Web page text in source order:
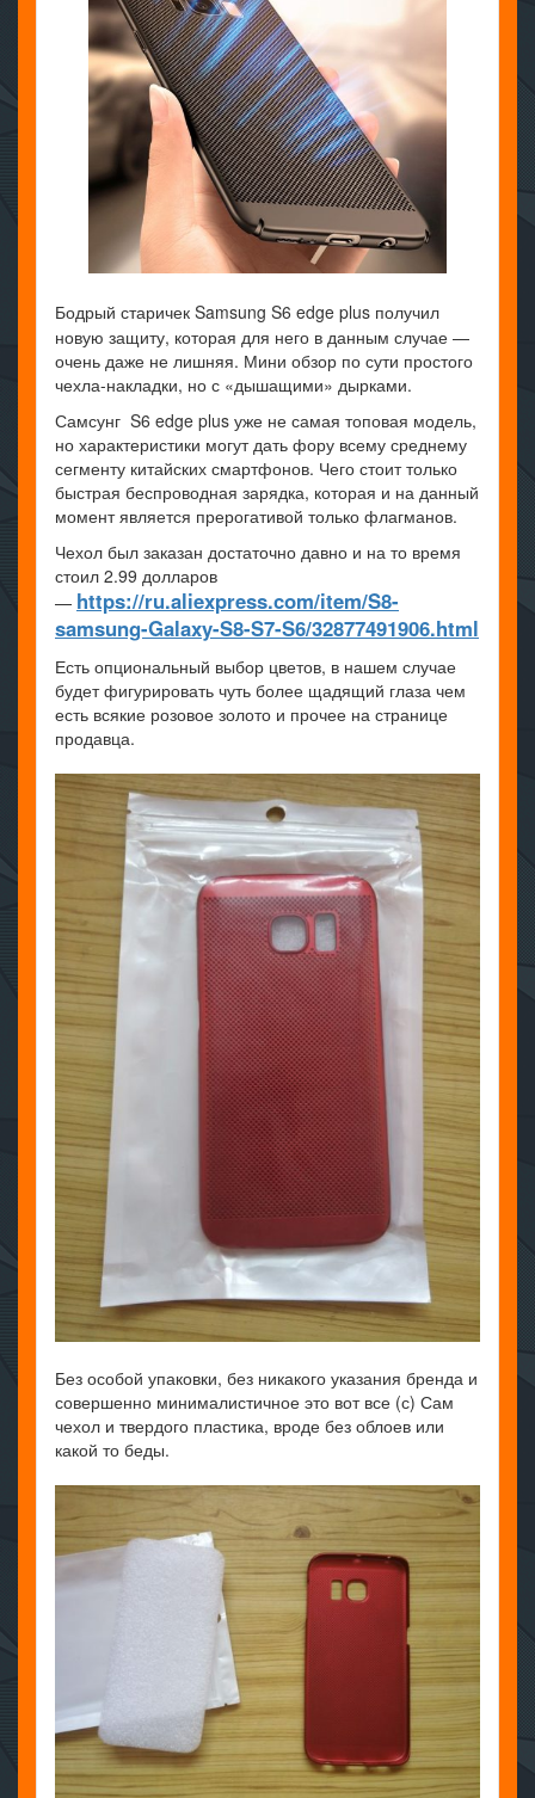
Бодрый старичек Samsung S6 edge plus получил
новую защиту, которая для него в данным случае —
очень даже не лишняя. Мини обзор по сути простого
чехла-накладки, но с «дышащими» дырками.
Самсунг S6 edge plus уже не самая топовая модель,
но характеристики могут дать фору всему среднему
сегменту китайских смартфонов. Чего стоит только
быстрая беспроводная зарядка, которая и на данный
момент является прерогативой только флагманов.
Чехол был заказан достаточно давно и на то время
стоил 2.99 долларов
— https://ru.aliexpress.com/item/S8-
samsung-Galaxy-S8-S7-S6/32877491906.html
Есть опциональный выбор цветов, в нашем случае
будет фигурировать чуть более щадящий глаза чем
есть всякие розовое золото и прочее на странице
продавца.
Без особой упаковки, без никакого указания бренда и
совершенно минималистичное это вот все (с) Сам
чехол и твердого пластика, вроде без облоев или
какой то беды.